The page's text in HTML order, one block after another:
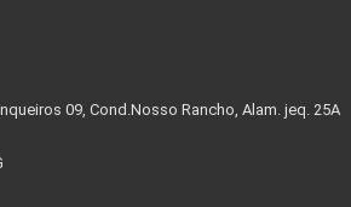
09, Cond.Nosso Rancho, Alam. jeq. 25A